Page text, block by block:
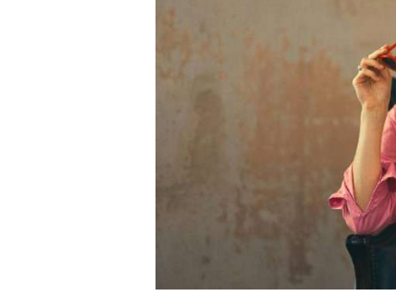
17 avril 2026